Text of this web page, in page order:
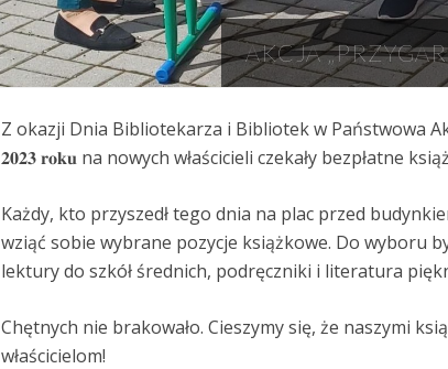
AKCJA
Z okazji Dnia Bibliotekarza i Bibliotek w Państwowa
𝟐𝟎𝟐𝟑 𝐫𝐨𝐤𝐮 na nowych właścicieli czekały bezpłatne
Każdy, kto przyszedł tego dnia na plac przed
wziąć sobie wybrane pozycje książkowe. Do wyboru
lektury do szkół średnich, podręczniki i literatura
Chętnych nie brakowało. Cieszymy się, że naszymi
właścicielom!